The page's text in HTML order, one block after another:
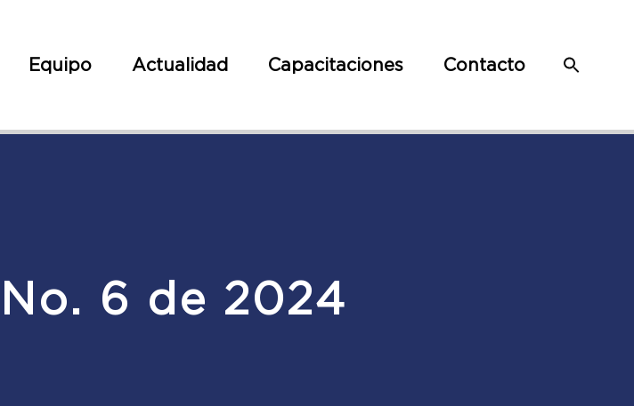
Equipo Actualidad Capacitaciones Contacto
6 de 2024